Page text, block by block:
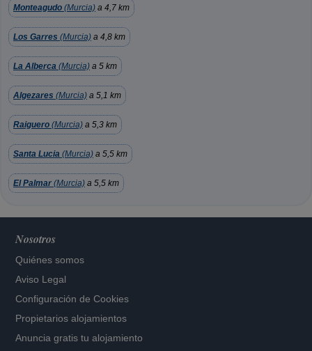
Monteagudo (Murcia) a 4,7 km
Los Garres (Murcia) a 4,8 km
La Alberca (Murcia) a 5 km
Algezares (Murcia) a 5,1 km
Raiguero (Murcia) a 5,3 km
Santa Lucia (Murcia) a 5,5 km
El Palmar (Murcia) a 5,5 km
Nosotros
Quiénes somos
Aviso Legal
Configuración de Cookies
Propietarios alojamientos
Anuncia gratis tu alojamiento